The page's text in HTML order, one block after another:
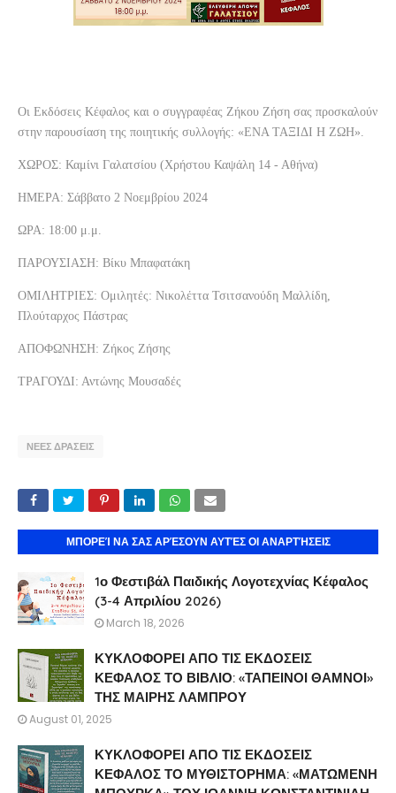
Οι Εκδόσεις Κέφαλος και ο συγγραφέας Ζήκου Ζήση σας προσκαλούν
στην παρουσίαση της ποιητικής συλλογής: «ΕΝΑ ΤΑΞΙΔΙ Η ΖΩΗ».
ΧΩΡΟΣ: Καμίνι Γαλατσίου (Χρήστου Καψάλη 14 - Αθήνα)
ΗΜΕΡΑ: Σάββατο 2 Νοεμβρίου 2024
ΩΡΑ: 18:00 μ.μ.
ΠΑΡΟΥΣΙΑΣΗ: Βίκυ Μπαφατάκη
ΟΜΙΛΗΤΡΙΕΣ: Ομιλητές: Νικολέττα Τσιτσανούδη Μαλλίδη,
Πλούταρχος Πάστρας
ΑΠΟΦΩΝΗΣΗ: Ζήκος Ζήσης
ΤΡΑΓΟΥΔΙ: Αντώνης Μουσαδές
ΝΕΕΣ ΔΡΑΣΕΙΣ
ΜΠΟΡΕΊ ΝΑ ΣΑΣ ΑΡΈΣΟΥΝ ΑΥΤΈΣ ΟΙ ΑΝΑΡΤΉΣΕΙΣ
1ο Φεστιβάλ Παιδικής Λογοτεχνίας Κέφαλος
(3-4 Απριλίου 2026)
March 18, 2026
ΚΥΚΛΟΦΟΡΕΙ ΑΠΟ ΤΙΣ ΕΚΔΟΣΕΙΣ
ΚΕΦΑΛΟΣ ΤΟ ΒΙΒΛΙΟ: «ΤΑΠΕΙΝΟΙ ΘΑΜΝΟΙ»
ΤΗΣ ΜΑΙΡΗΣ ΛΑΜΠΡΟΥ
August 01, 2025
ΚΥΚΛΟΦΟΡΕΙ ΑΠΟ ΤΙΣ ΕΚΔΟΣΕΙΣ
ΚΕΦΑΛΟΣ ΤΟ ΜΥΘΙΣΤΟΡΗΜΑ: «ΜΑΤΩΜΕΝΗ